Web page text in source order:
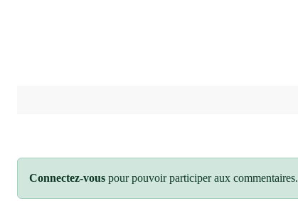
Connectez-vous pour pouvoir participer aux commentaires.